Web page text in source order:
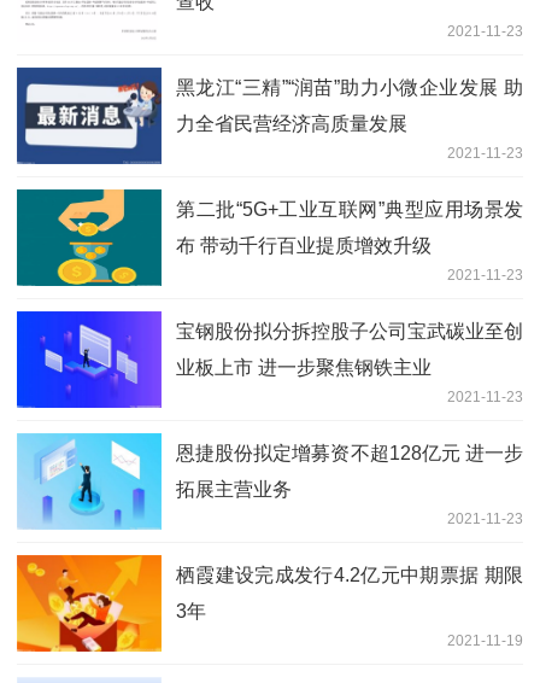
2021-11-23
黑龙江“三精”“润苗”助力小微企业发展 助
力全省民营经济高质量发展
2021-11-23
第二批“5G+工业互联网”典型应用场景发
布 带动千行百业提质增效升级
2021-11-23
宝钢股份拟分拆控股子公司宝武碳业至创
业板上市 进一步聚焦钢铁主业
2021-11-23
恩捷股份拟定增募资不超128亿元 进一步
拓展主营业务
2021-11-23
栖霞建设完成发行4.2亿元中期票据 期限
3年
2021-11-19